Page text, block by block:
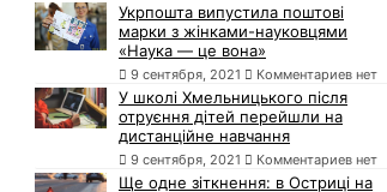
Укрпошта випустила поштові
марки з жінками-науковцями
«Наука — це вона»
9 сентября, 2021 Комментариев нет
У школі Хмельницького після
отруєння дітей перейшли на
дистанційне навчання
9 сентября, 2021 Комментариев нет
Ще одне зіткнення: в Остриці на